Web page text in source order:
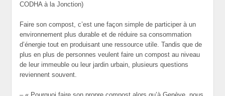
CODHA à la Jonction)
Faire son compost, c’est une façon simple de participer à un
environnement plus durable et de réduire sa consommation
d’énergie tout en produisant une ressource utile. Tandis que de
plus en plus de personnes veulent faire un compost au niveau
de leur immeuble ou leur jardin urbain, plusieurs questions
reviennent souvent.